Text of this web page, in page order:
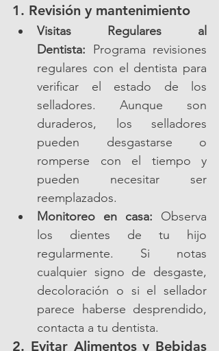
1. Revisión y mantenimiento
Visitas Regulares al
Dentista: Programa revisiones
regulares con el dentista para
verificar el estado de los
selladores. Aunque son
duraderos, los selladores
pueden desgastarse o
romperse con el tiempo y
pueden necesitar ser
reemplazados.
Monitoreo en casa: Observa
los dientes de tu hijo
regularmente. Si notas
cualquier signo de desgaste,
decoloración o si el sellador
parece haberse desprendido,
contacta a tu dentista.
2. Evitar Alimentos y Bebidas